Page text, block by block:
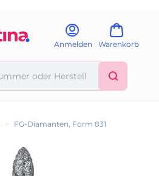
Anmelden Warenkorb
> FG-Diamanten, Form 831